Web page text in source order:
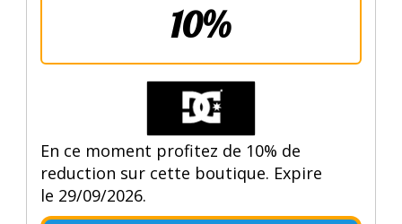
10%
En ce moment profitez de 10% de
reduction sur cette boutique. Expire
le 29/09/2026.